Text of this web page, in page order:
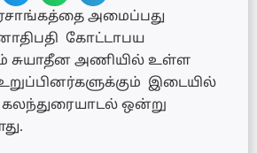
அமைப்பது
கோட்டாபய
சுயாதீன அணியில் உள்ள
இடையில்
கலந்துரையாடல் ஒன்று